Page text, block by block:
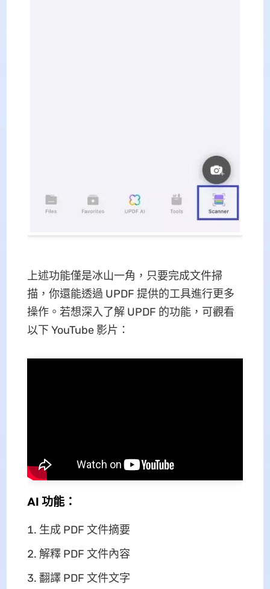
上述功能僅是冰山一角，只要完成文件掃
描，你還能透過 UPDF 提供的工具進行更多
操作。若想深入了解 UPDF 的功能，可觀看
以下 YouTube 影片：
AI 功能：
生成 PDF 文件摘要
解釋 PDF 文件內容
翻譯 PDF 文件文字